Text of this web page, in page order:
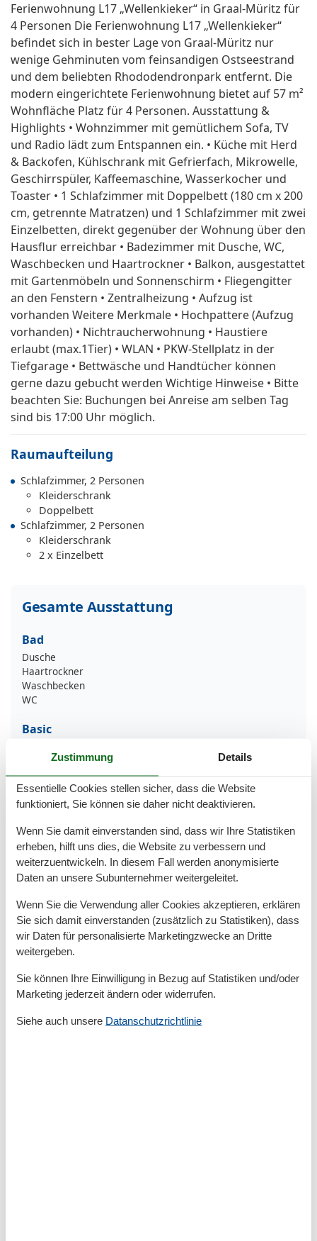
Ferienwohnung L17 „Wellenkieker“ in Graal-Müritz für
4 Personen Die Ferienwohnung L17 „Wellenkieker“
befindet sich in bester Lage von Graal-Müritz nur
wenige Gehminuten vom feinsandigen Ostseestrand
und dem beliebten Rhododendronpark entfernt. Die
modern eingerichtete Ferienwohnung bietet auf 57 m²
Wohnfläche Platz für 4 Personen. Ausstattung &
Highlights • Wohnzimmer mit gemütlichem Sofa, TV
und Radio lädt zum Entspannen ein. • Küche mit Herd
& Backofen, Kühlschrank mit Gefrierfach, Mikrowelle,
Geschirrspüler, Kaffeemaschine, Wasserkocher und
Toaster • 1 Schlafzimmer mit Doppelbett (180 cm x 200
cm, getrennte Matratzen) und 1 Schlafzimmer mit zwei
Einzelbetten, direkt gegenüber der Wohnung über den
Hausflur erreichbar • Badezimmer mit Dusche, WC,
Waschbecken und Haartrockner • Balkon, ausgestattet
mit Gartenmöbeln und Sonnenschirm • Fliegengitter
an den Fenstern • Zentralheizung • Aufzug ist
vorhanden Weitere Merkmale • Hochpattere (Aufzug
vorhanden) • Nichtraucherwohnung • Haustiere
erlaubt (max.1Tier) • WLAN • PKW-Stellplatz in der
Tiefgarage • Bettwäsche und Handtücher können
gerne dazu gebucht werden Wichtige Hinweise • Bitte
beachten Sie: Buchungen bei Anreise am selben Tag
sind bis 17:00 Uhr möglich.
Raumaufteilung
Schlafzimmer, 2 Personen
Kleiderschrank
Doppelbett
Schlafzimmer, 2 Personen
Kleiderschrank
2 x Einzelbett
Gesamte Ausstattung
Bad
Dusche
Haartrockner
Waschbecken
WC
Basic
Nichtraucher
Quadratmeter
Zimmer
Gartenmöbel
Privater P-Platz
Sonnenschirm
Backofen
Gefrierfach
Kaffeemaschine
Küche
Microwelle
Spülmaschine
Toaster
Zustimmung Details
Essentielle Cookies stellen sicher, dass die Website
funktioniert, Sie können sie daher nicht deaktivieren.
Wenn Sie damit einverstanden sind, dass wir Ihre Statistiken
erheben, hilft uns dies, die Website zu verbessern und
weiterzuentwickeln. In diesem Fall werden anonymisierte
Daten an unsere Subunternehmer weitergeleitet.
Wenn Sie die Verwendung aller Cookies akzeptieren, erklären
Sie sich damit einverstanden (zusätzlich zu Statistiken), dass
wir Daten für personalisierte Marketingzwecke an Dritte
weitergeben.
Sie können Ihre Einwilligung in Bezug auf Statistiken und/oder
Marketing jederzeit ändern oder widerrufen.
Siehe auch unsere Datanschutzrichtlinie